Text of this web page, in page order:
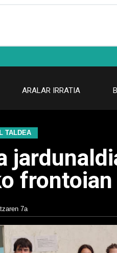
ARALAR IRRATIA
TALDEA
frontoian
7a